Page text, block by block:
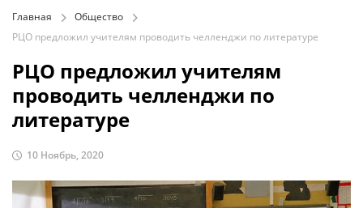
Главная
Общество
РЦО предложил учителям проводить челленджи по литературе
РЦО предложил учителям
проводить челленджи по
литературе
10 Ноябрь, 2020